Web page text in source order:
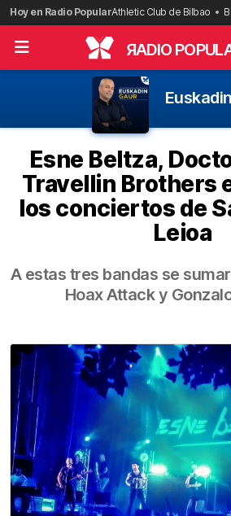
Saltar
al
contenido
Hoy en Radio PopularAthletic Club de Bilbao
RADIO
Esne Beltza,
Travellin Brothers
los conciertos de
Leioa
A estas tres bandas se
Hoax Attack y